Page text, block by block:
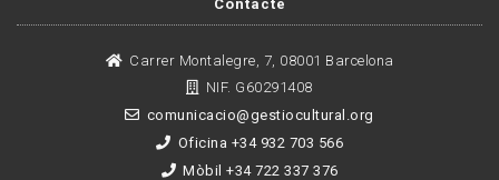
Contacte
Carrer Montalegre, 7, 08001 Barcelona
NIF. G60291408
comunicacio@gestiocultural.org
Oficina +34 932 703 566
Mòbil +34 722 337 376